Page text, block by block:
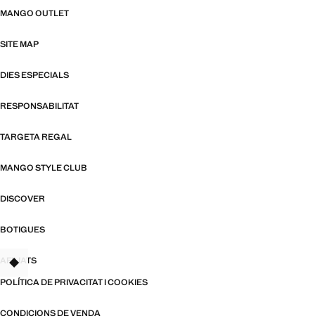
MANGO OUTLET
SITE MAP
DIES ESPECIALS
RESPONSABILITAT
TARGETA REGAL
MANGO STYLE CLUB
DISCOVER
BOTIGUES
AFILIATS
POLÍTICA DE PRIVACITAT I COOKIES
CONDICIONS DE VENDA